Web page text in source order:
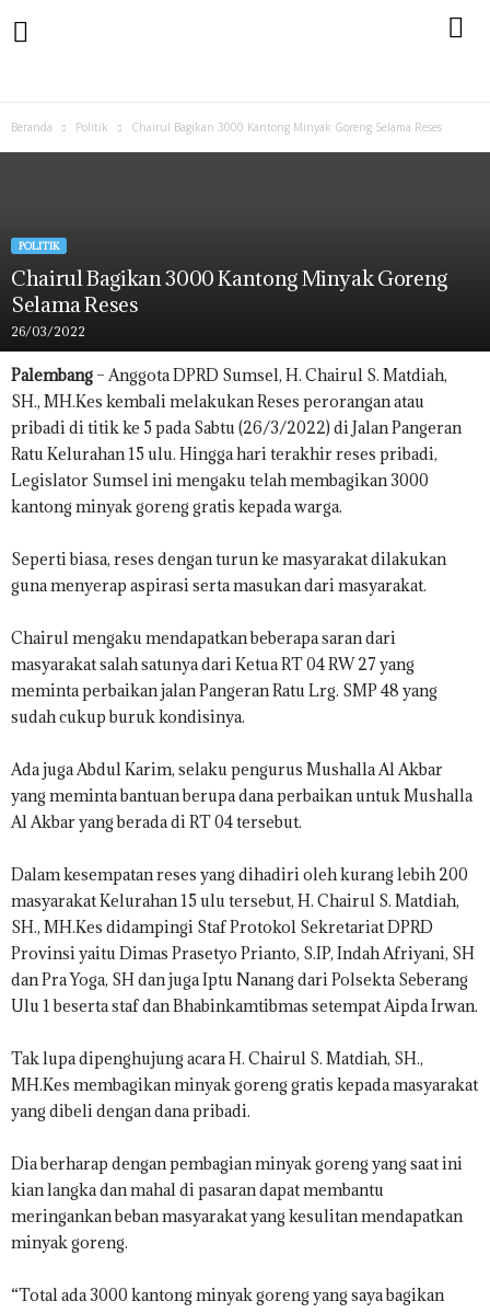
Beranda Politik Chairul Bagikan 3000 Kantong Minyak Goreng Selama Reses
POLITIK
Chairul Bagikan 3000 Kantong Minyak Goreng
Selama Reses
26/03/2022
Palembang – Anggota DPRD Sumsel, H. Chairul S. Matdiah,
SH., MH.Kes kembali melakukan Reses perorangan atau
pribadi di titik ke 5 pada Sabtu (26/3/2022) di Jalan Pangeran
Ratu Kelurahan 15 ulu. Hingga hari terakhir reses pribadi,
Legislator Sumsel ini mengaku telah membagikan 3000
kantong minyak goreng gratis kepada warga.
Seperti biasa, reses dengan turun ke masyarakat dilakukan
guna menyerap aspirasi serta masukan dari masyarakat.
Chairul mengaku mendapatkan beberapa saran dari
masyarakat salah satunya dari Ketua RT 04 RW 27 yang
meminta perbaikan jalan Pangeran Ratu Lrg. SMP 48 yang
sudah cukup buruk kondisinya.
Ada juga Abdul Karim, selaku pengurus Mushalla Al Akbar
yang meminta bantuan berupa dana perbaikan untuk Mushalla
Al Akbar yang berada di RT 04 tersebut.
Dalam kesempatan reses yang dihadiri oleh kurang lebih 200
masyarakat Kelurahan 15 ulu tersebut, H. Chairul S. Matdiah,
SH., MH.Kes didampingi Staf Protokol Sekretariat DPRD
Provinsi yaitu Dimas Prasetyo Prianto, S.IP, Indah Afriyani, SH
dan Pra Yoga, SH dan juga Iptu Nanang dari Polsekta Seberang
Ulu 1 beserta staf dan Bhabinkamtibmas setempat Aipda Irwan.
Tak lupa dipenghujung acara H. Chairul S. Matdiah, SH.,
MH.Kes membagikan minyak goreng gratis kepada masyarakat
yang dibeli dengan dana pribadi.
Dia berharap dengan pembagian minyak goreng yang saat ini
kian langka dan mahal di pasaran dapat membantu
meringankan beban masyarakat yang kesulitan mendapatkan
minyak goreng.
“Total ada 3000 kantong minyak goreng yang saya bagikan